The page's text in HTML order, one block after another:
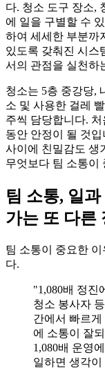
다. 청소 도구 장소,
에 일을 구별할 수
하여 세세한 부분까
있도록 갖춰진 시스
서의 관점을 실천하
청소는 5층 중강당,
소 및 사용한 걸레
주씩 담당합니다.
동안 안정이 될 것
사이에 친밀감도 생
무엇보다 팀 소통이
팀 소통, 일
가는 또 다른
팀 소통이 중요한
다.
"1,080배 정진
청소 봉사자
간에서 빠르
에 소통이 잘
1,080배 운영
일하면 생각